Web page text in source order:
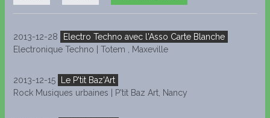
2013-12-28
Electro Techno avec l'Asso Carte Blanche
Electronique Techno | Totem , Maxeville
2013-12-15
Le P'tit Baz'Art
Rock Musiques urbaines | P'tit Baz Art, Nancy